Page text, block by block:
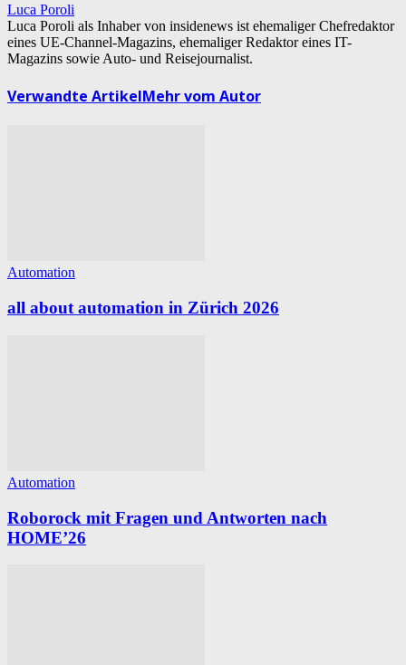
Luca Poroli
Luca Poroli als Inhaber von insidenews ist ehemaliger Chefredaktor
eines UE-Channel-Magazins, ehemaliger Redaktor eines IT-
Magazins sowie Auto- und Reisejournalist.
Verwandte ArtikelMehr vom Autor
Automation
all about automation in Zürich 2026
Automation
Roborock mit Fragen und Antworten nach
HOME’26